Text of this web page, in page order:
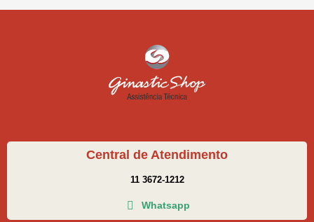
Central de Atendimento
11 3672-1212
Whatsapp